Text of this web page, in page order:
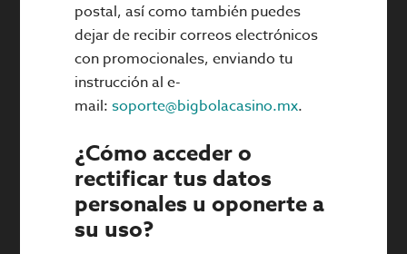
postal, así como también puedes
dejar de recibir correos electrónicos
con promocionales, enviando tu
instrucción al e-
mail:soporte@bigbolacasino.mx.
¿Cómo acceder o
rectificar tus datos
personales u oponerte a
su uso?